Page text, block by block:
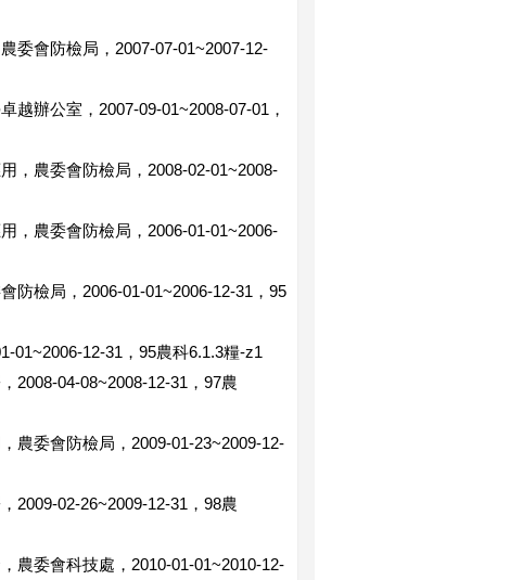
委會防檢局，2007-07-01~2007-12-
越辦公室，2007-09-01~2008-07-01，
，農委會防檢局，2008-02-01~2008-
，農委會防檢局，2006-01-01~2006-
防檢局，2006-01-01~2006-12-31，95
01~2006-12-31，95農科6.1.3糧-z1
2008-04-08~2008-12-31，97農
農委會防檢局，2009-01-23~2009-12-
2009-02-26~2009-12-31，98農
農委會科技處，2010-01-01~2010-12-